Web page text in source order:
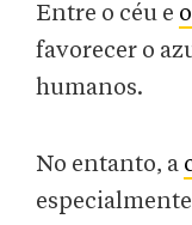
Entre o céu e
favorecer o
humanos.
No entanto, a